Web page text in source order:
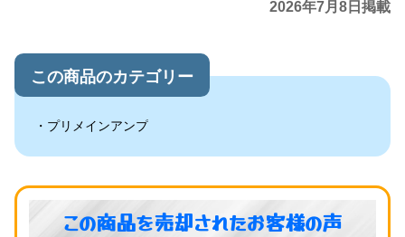
2026年7月8日掲載
この商品のカテゴリー
プリメインアンプ
この商品を売却されたお客様の声